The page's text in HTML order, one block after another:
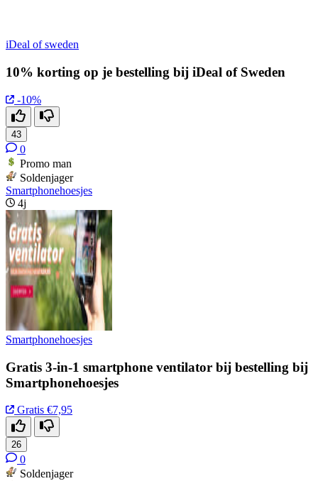
iDeal of sweden
10% korting op je bestelling bij iDeal of Sweden
-10%
43
0
Promo man
Soldenjager
Smartphonehoesjes
4j
Smartphonehoesjes
Gratis 3-in-1 smartphone ventilator bij bestelling bij
Smartphonehoesjes
Gratis €7,95
26
0
Soldenjager